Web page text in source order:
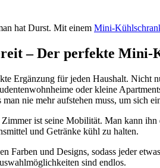
hat Durst. Mit einem Mini-
– Der perfekte
Ergänzung für jeden Haushalt. Nicht
oder kleine
nie mehr aufstehen muss, um sich
ist seine Mobilität. Man kann
und Getränke kühl zu halten.
Farben und Designs, sodass jeder
sind endlos.